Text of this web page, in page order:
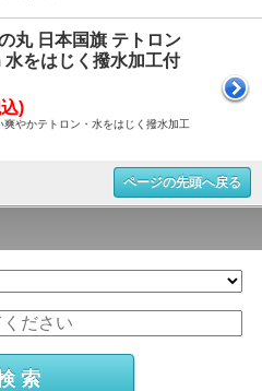
丸 日本国旗 テトロン
をはじく撥水加工付
)
爽やかテトロン・水をはじく撥水加工
ページの先頭へ戻る